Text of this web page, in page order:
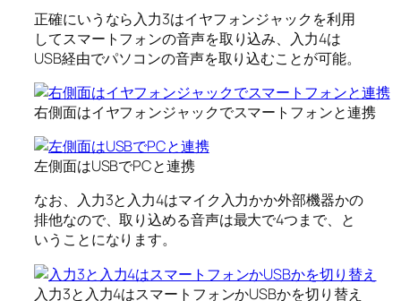
正確にいうなら入力3はイヤフォンジャックを利用
してスマートフォンの音声を取り込み、入力4は
USB経由でパソコンの音声を取り込むことが可能。
右側面はイヤフォンジャックでスマートフォンと連携
左側面はUSBでPCと連携
なお、入力3と入力4はマイク入力かか外部機器かの
排他なので、取り込める音声は最大で4つまで、と
いうことになります。
入力3と入力4はスマートフォンかUSBかを切り替え